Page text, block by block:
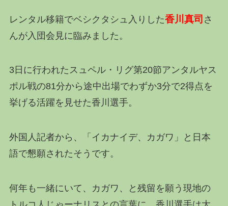
レンタル移籍でベシクタシュ 入りした香川真司 さ
んが入団会見に臨みました。
3日に行われたスュペル・リグ第20節アンタルヤス
ポル戦の81分から途中出場でわずか3分で2得点を
挙げる活躍を見せた香川選手。
外国人記者から、「イカナイデ、カガワ」と日本
語で懇願されたそうです。
何年も一緒にいて、カガワ、と残留を願う現地の